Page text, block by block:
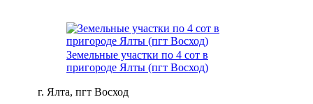
Земельные участки по 4 сот в
пригороде Ялты (пгт Восход)
г. Ялта, пгт Восход